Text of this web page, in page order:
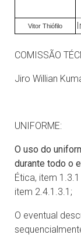
Vitor Thiófilo
COMISSÃO
Jiro Willian
UNIFORME:
O uso do
durante todo o
Ética, item
item 2.4.1.3.1;
O eventual